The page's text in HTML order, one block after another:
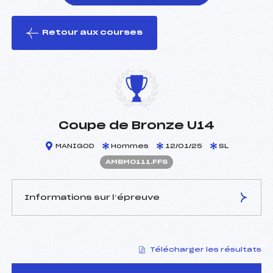
le ski
Retour aux courses
Coupe de Bronze U14
MANIGOD Hommes 12/01/25 SL
AMBM0111.FFS
Informations sur l’épreuve
ANGUENOT LIONEL (MB)
Arbitre :
MOUNIER JORIS (MB)
Télécharger les résultats